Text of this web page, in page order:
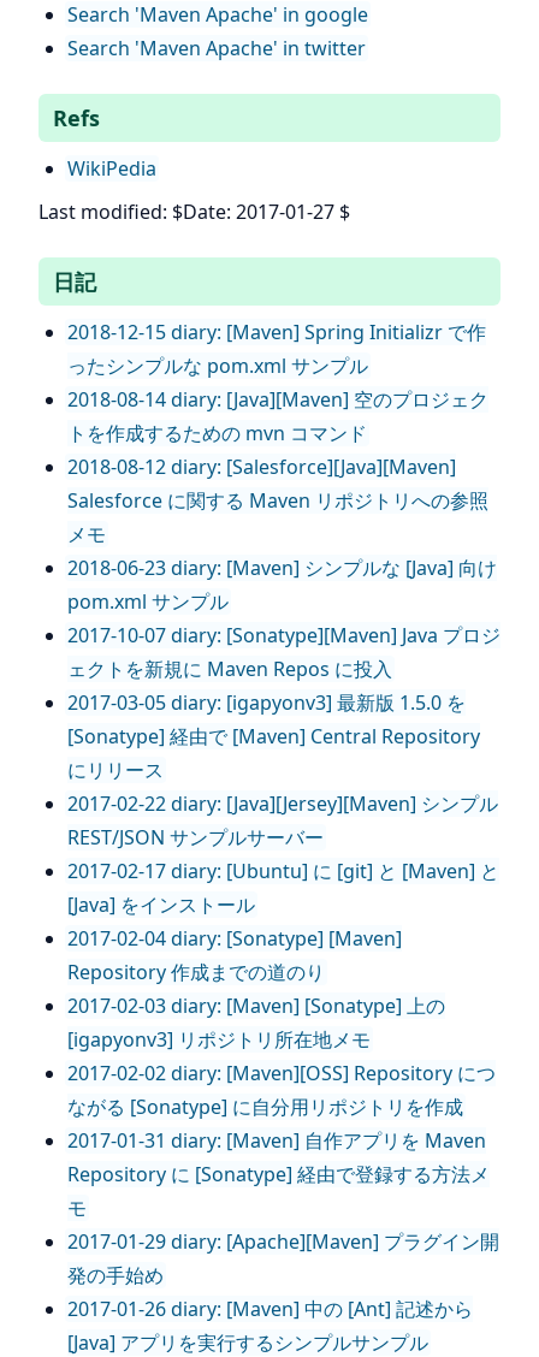
Search 'Maven Apache' in google
Search 'Maven Apache' in twitter
Refs
WikiPedia
Last modified: $Date: 2017-01-27 $
日記
2018-12-15 diary: [Maven] Spring Initializr で作
ったシンプルな pom.xml サンプル
2018-08-14 diary: [Java][Maven] 空のプロジェク
トを作成するための mvn コマンド
2018-08-12 diary: [Salesforce][Java][Maven]
Salesforce に関する Maven リポジトリへの参照
メモ
2018-06-23 diary: [Maven] シンプルな [Java] 向け
pom.xml サンプル
2017-10-07 diary: [Sonatype][Maven] Java プロジ
ェクトを新規に Maven Repos に投入
2017-03-05 diary: [igapyonv3] 最新版 1.5.0 を
[Sonatype] 経由で [Maven] Central Repository
にリリース
2017-02-22 diary: [Java][Jersey][Maven] シンプル
REST/JSON サンプルサーバー
2017-02-17 diary: [Ubuntu] に [git] と [Maven] と
[Java] をインストール
2017-02-04 diary: [Sonatype] [Maven]
Repository 作成までの道のり
2017-02-03 diary: [Maven] [Sonatype] 上の
[igapyonv3] リポジトリ所在地メモ
2017-02-02 diary: [Maven][OSS] Repository につ
ながる [Sonatype] に自分用リポジトリを作成
2017-01-31 diary: [Maven] 自作アプリを Maven
Repository に [Sonatype] 経由で登録する方法メ
モ
2017-01-29 diary: [Apache][Maven] プラグイン開
発の手始め
2017-01-26 diary: [Maven] 中の [Ant] 記述から
[Java] アプリを実行するシンプルサンプル